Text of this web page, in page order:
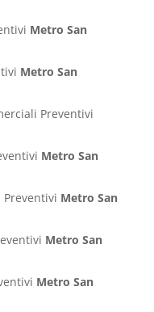
Metro San
Metro San
Preventivi
Metro San
Metro San
Metro San
Metro San